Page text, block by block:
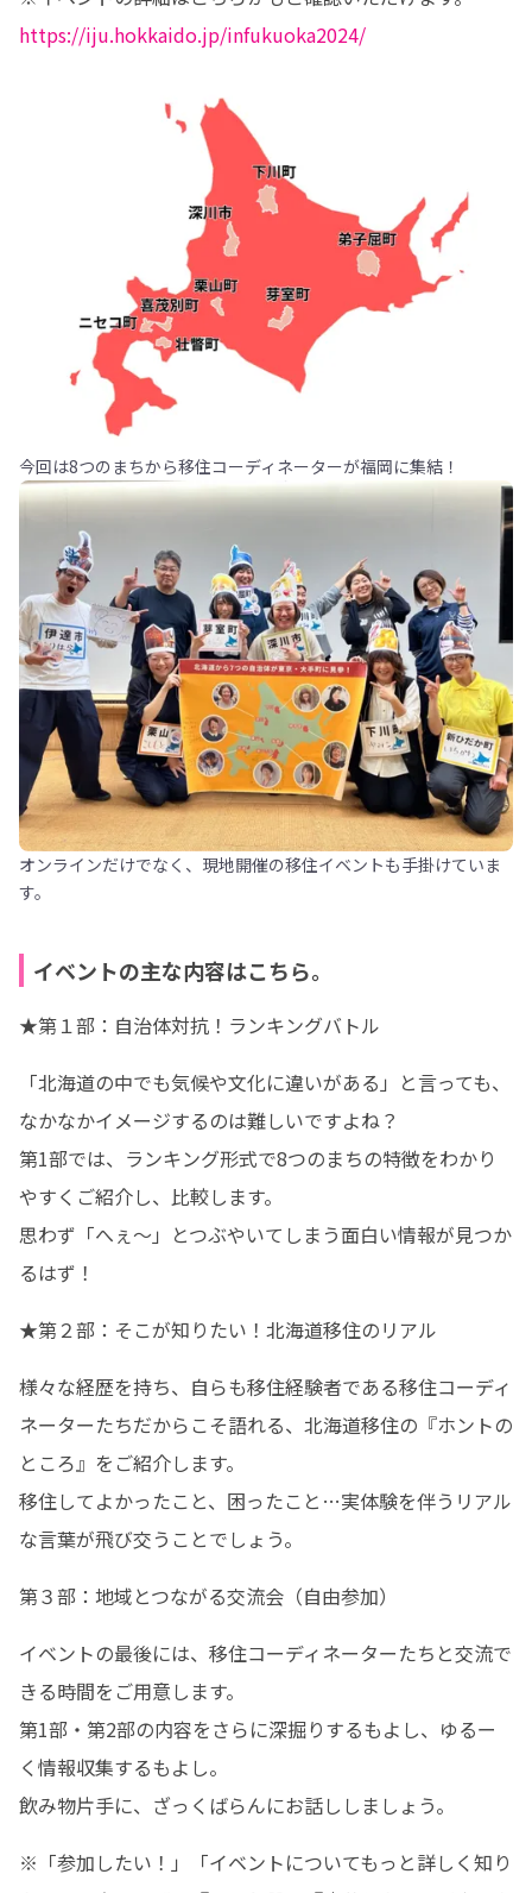
https://iju.hokkaido.jp/infukuoka2024/
今回は8つのまちから移住コーディネーターが福岡に集結！
オンラインだけでなく、現地開催の移住イベントも手掛けていま
す。
イベントの主な内容はこちら。
★第１部：自治体対抗！ランキングバトル
「北海道の中でも気候や文化に違いがある」と言っても、
なかなかイメージするのは難しいですよね？
第1部では、ランキング形式で8つのまちの特徴をわかり
やすくご紹介し、比較します。
思わず「へぇ～」とつぶやいてしまう面白い情報が見つか
るはず！
★第２部：そこが知りたい！北海道移住のリアル
様々な経歴を持ち、自らも移住経験者である移住コーディ
ネーターたちだからこそ語れる、北海道移住の『ホントの
ところ』をご紹介します。
移住してよかったこと、困ったこと…実体験を伴うリアル
な言葉が飛び交うことでしょう。
第３部：地域とつながる交流会（自由参加）
イベントの最後には、移住コーディネーターたちと交流で
きる時間をご用意します。
第1部・第2部の内容をさらに深掘りするもよし、ゆるー
く情報収集するもよし。
飲み物片手に、ざっくばらんにお話ししましょう。
※「参加したい！」「イベントについてもっと詳しく知り